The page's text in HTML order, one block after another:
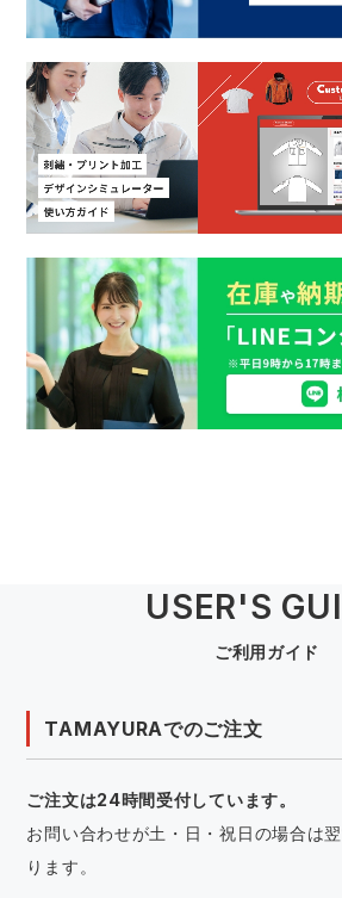
USER'S
ご利用ガイド
TAMAYURAでのご注文
ご注文は24時間受付しています。
お問い合わせが土・日・祝日の場合は
ります。